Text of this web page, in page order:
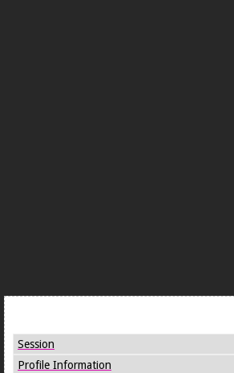
Session
Profile Information